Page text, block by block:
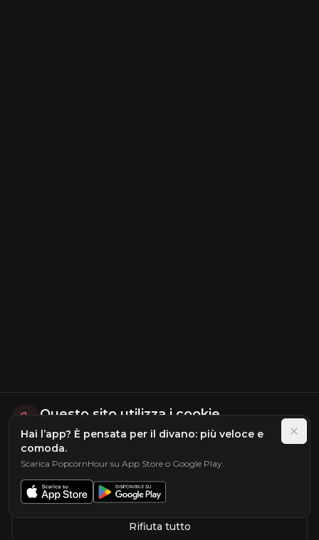
Hai l’app? È pensata per il divano: più veloce e
comoda.
Scarica PopcornHour su App Store o Google Play.
Questo sito utilizza i cookie
Utilizziamo i cookie per migliorare la tua esperienza di
navigazione, analizzare il traffico del sito e
personalizzare i contenuti. Puoi scegliere quali cookie
accettare.
Personalizza
Rifiuta tutto